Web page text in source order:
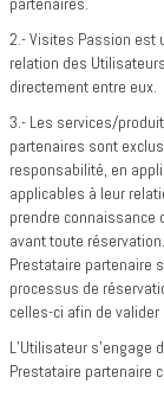
2.- Visites Passion est
relation des
directement entre eux.
3.- Les services/
partenaires sont
responsabilité, en
applicables à leur
prendre connaissance
avant toute
Prestataire partenaire
processus de
celles-ci afin de
L’Utilisateur
Prestataire partenaire